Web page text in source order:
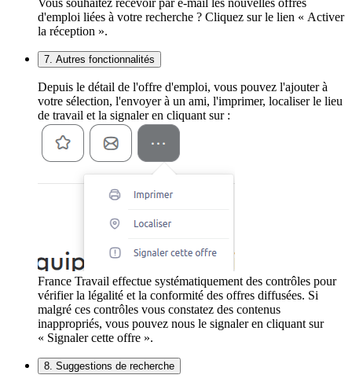
Vous souhaitez recevoir par e-mail les nouvelles offres
d'emploi liées à votre recherche ? Cliquez sur le lien « Activer
la réception ».
7. Autres fonctionnalités
Depuis le détail de l'offre d'emploi, vous pouvez l'ajouter à
votre sélection, l'envoyer à un ami, l'imprimer, localiser le lieu
de travail et la signaler en cliquant sur :
France Travail effectue systématiquement des contrôles pour
vérifier la légalité et la conformité des offres diffusées. Si
malgré ces contrôles vous constatez des contenus
inappropriés, vous pouvez nous le signaler en cliquant sur
« Signaler cette offre ».
8. Suggestions de recherche